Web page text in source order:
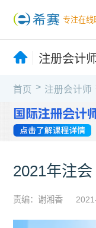
专注在线
注册会计
首页 > 注册会计师
2021年注
责编：谢湘香